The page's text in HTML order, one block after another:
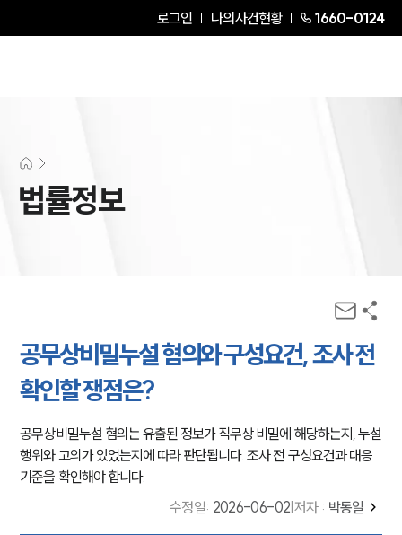
로그인 나의사건현황 1660-0124
법률정보
공무상비밀누설 혐의와 구성요건, 조사 전
확인할 쟁점은?
공무상비밀누설 혐의는 유출된 정보가 직무상 비밀에 해당하는지, 누설
행위와 고의가 있었는지에 따라 판단됩니다. 조사 전 구성요건과 대응
기준을 확인해야 합니다.
수정일: 2026-06-02 저자 : 박동일